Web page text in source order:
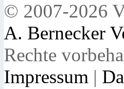
© 2007-2026
A. Bernecker
Rechte
Impressum |